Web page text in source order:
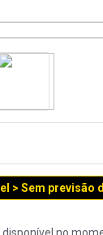
> Sem previsão
3º
teclado
6º
jonsbo
8º
controle